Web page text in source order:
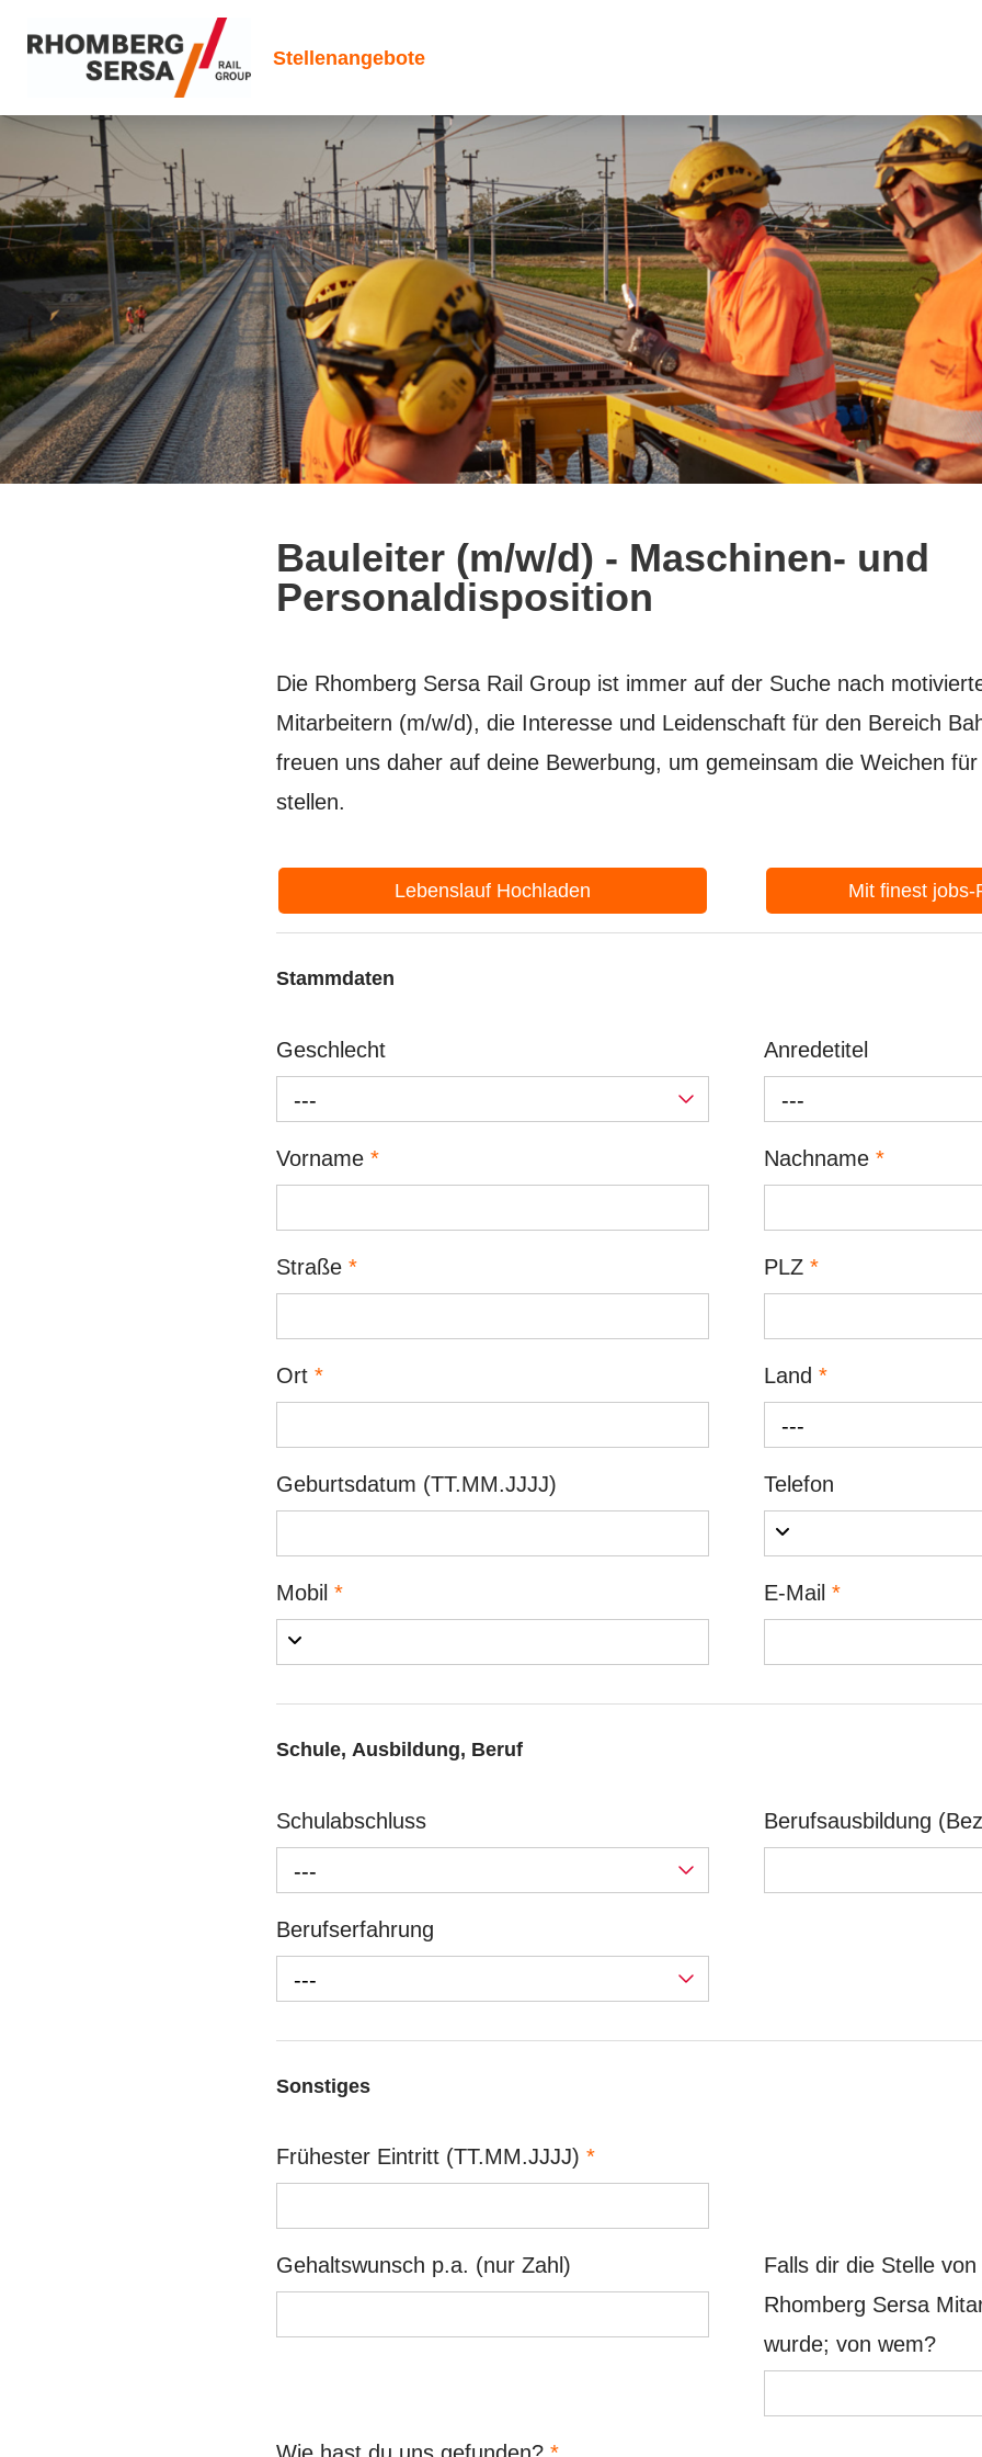
Stellenangebote
Bauleiter (m/w/d) - Maschinen- und
Personaldisposition
Die Rhomberg Sersa Rail Group ist immer auf der Suche nach
Mitarbeitern (m/w/d), die Interesse und Leidenschaft für den Bereich
freuen uns daher auf deine Bewerbung, um gemeinsam die Weichen
stellen.
Lebenslauf Hochladen Mit finest jobs-
Stammdaten
Geschlecht
---
Anredetitel
---
Vorname * Nachname*
Straße * PLZ*
Ort * Land*
---
Geburtsdatum (TT.MM.JJJJ) Telefon
Mobil * E-Mail*
Schule, Ausbildung, Beruf
Schulabschluss
---
Berufsausbildung
Berufserfahrung
---
Sonstiges
Frühester Eintritt (TT.MM.JJJJ) *
Gehaltswunsch p.a. (nur Zahl)
Falls dir die Stelle
Rhomberg Sersa
wurde; von wem?